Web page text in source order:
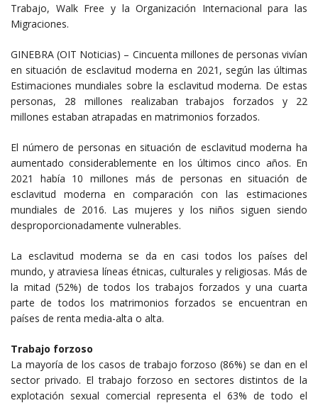
Trabajo, Walk Free y la Organización Internacional para las
Migraciones.
GINEBRA (OIT Noticias) – Cincuenta millones de personas vivían
en situación de esclavitud moderna en 2021, según las últimas
Estimaciones mundiales sobre la esclavitud moderna. De estas
personas, 28 millones realizaban trabajos forzados y 22
millones estaban atrapadas en matrimonios forzados.
El número de personas en situación de esclavitud moderna ha
aumentado considerablemente en los últimos cinco años. En
2021 había 10 millones más de personas en situación de
esclavitud moderna en comparación con las estimaciones
mundiales de 2016. Las mujeres y los niños siguen siendo
desproporcionadamente vulnerables.
La esclavitud moderna se da en casi todos los países del
mundo, y atraviesa líneas étnicas, culturales y religiosas. Más de
la mitad (52%) de todos los trabajos forzados y una cuarta
parte de todos los matrimonios forzados se encuentran en
países de renta media-alta o alta.
Trabajo forzoso
La mayoría de los casos de trabajo forzoso (86%) se dan en el
sector privado. El trabajo forzoso en sectores distintos de la
explotación sexual comercial representa el 63% de todo el